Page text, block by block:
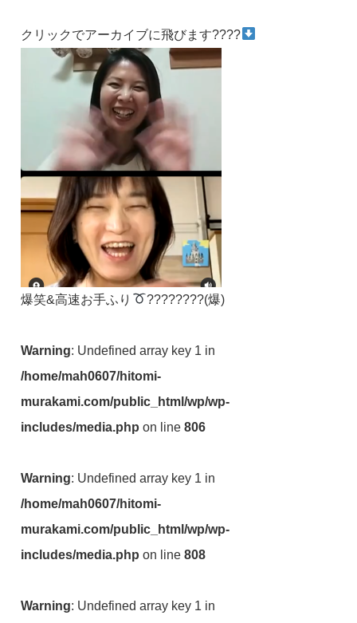
クリックでアーカイブに飛びます????
爆笑&高速お手ふり ????????(爆)
Warning: Undefined array key 1 in
/home/mah0607/hitomi-
murakami.com/public_html/wp/wp-
includes/media.php on line806
Warning: Undefined array key 1 in
/home/mah0607/hitomi-
murakami.com/public_html/wp/wp-
includes/media.php on line808
Warning: Undefined array key 1 in